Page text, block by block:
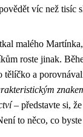
víc než tisíc
malého
roste jinak.
tělíčko a
– představte si,
to něco, co